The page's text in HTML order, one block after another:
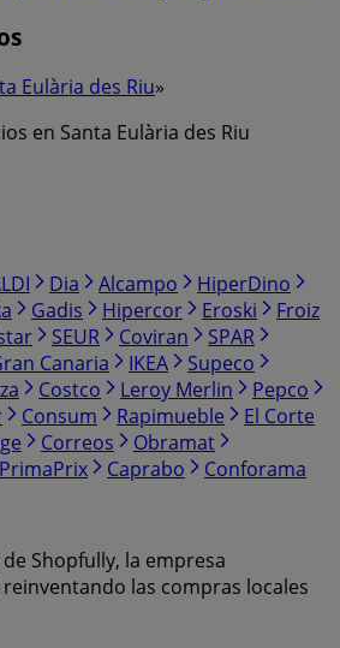
Eulària des Riu»
en Santa Eulària des Riu
Dia Alcampo
HiperDino
Gadis Hipercor Eroski
Froiz
SEUR Coviran
SPAR
Canaria IKEA
Supeco
Costco Leroy Merlin
Pepco
Consum Rapimueble
El Corte
Correos
Obramat
PrimaPrix Caprabo Conforama
Shopfully, la empresa
las compras locales